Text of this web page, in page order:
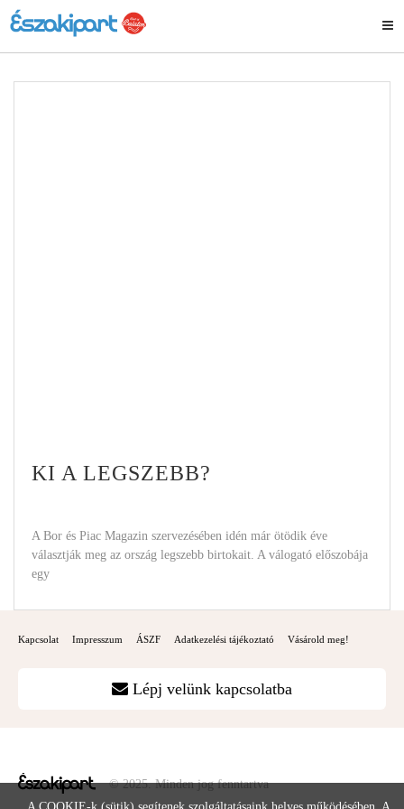
KI A LEGSZEBB?
A Bor és Piac Magazin szervezésében idén már ötödik éve
választják meg az ország legszebb birtokait. A válogató előszobája
egy
Kapcsolat Impresszum ÁSZF Adatkezelési tájékoztató Vásárold meg!
Lépj velünk kapcsolatba
© 2025. Minden jog fenntartva